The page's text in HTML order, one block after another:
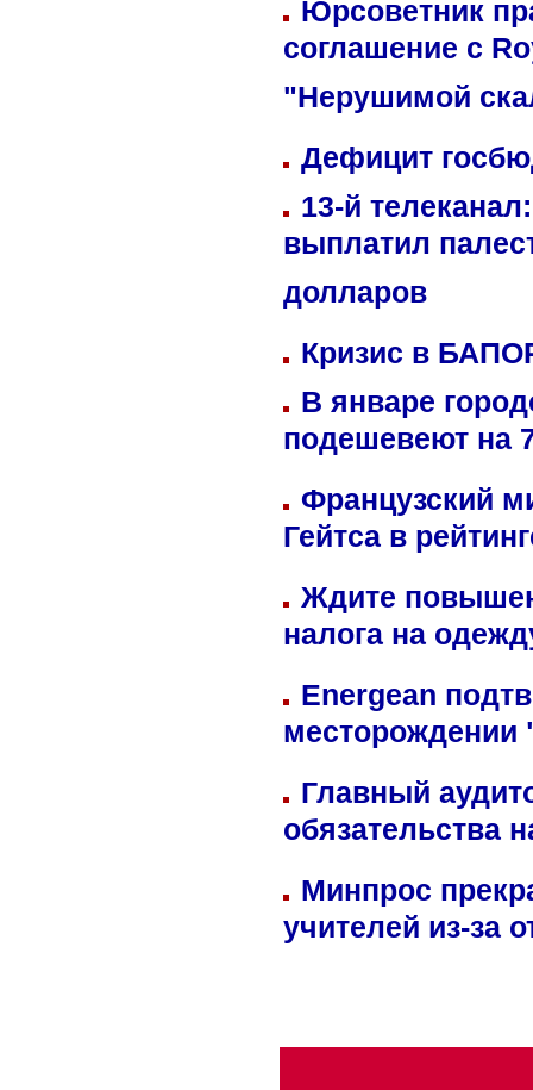
Юрсоветник
соглашение с
"Нерушимой
Дефицит
13-й
выплатил
долларов
Кризис в
В январе
подешевеют на
Французский
Гейтса в
Ждите
налога на
Energean
Главный
обязательства
Минпрос
учителей из-за